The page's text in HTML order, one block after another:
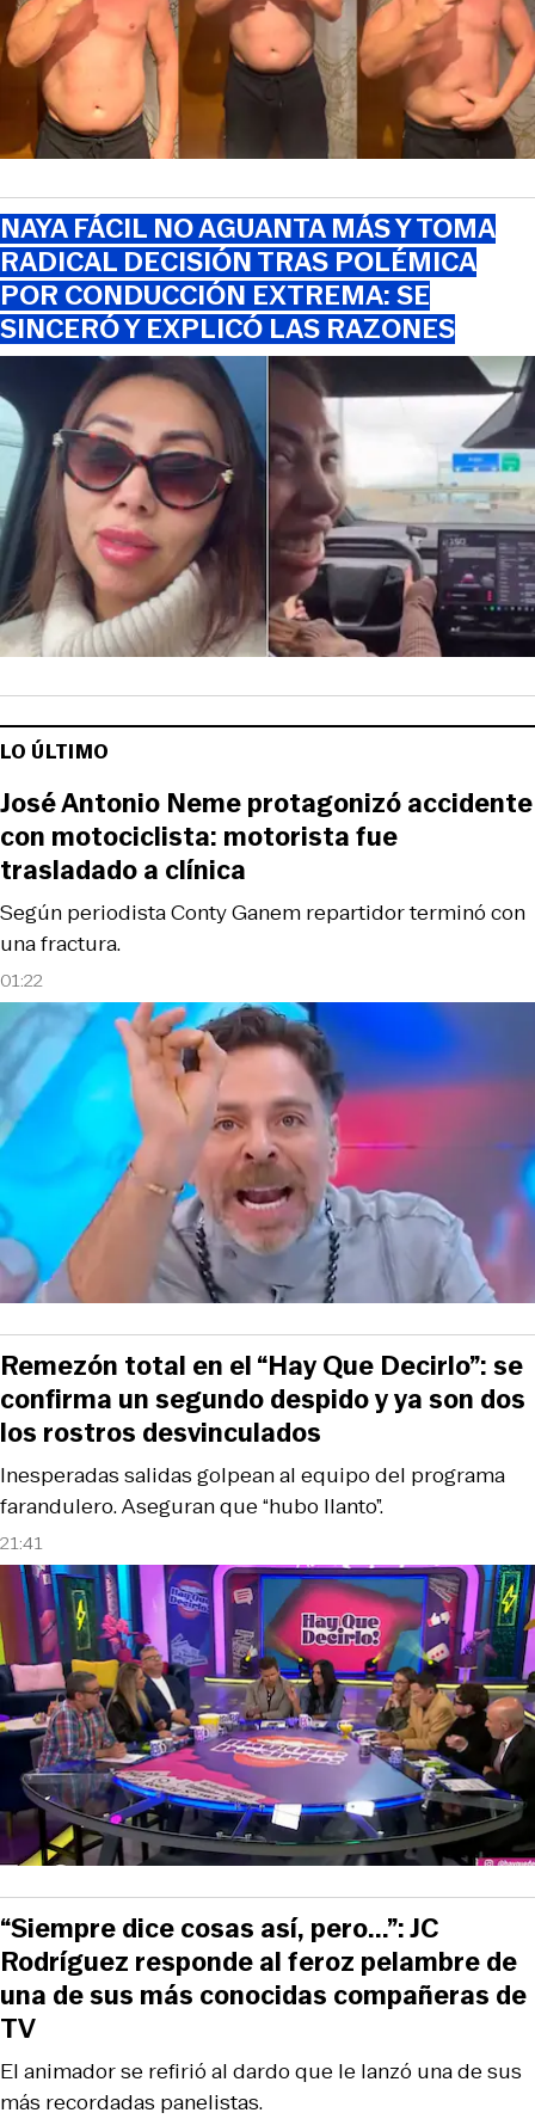
NAYA FÁCIL NO AGUANTA MÁS Y TOMA
RADICAL DECISIÓN TRAS POLÉMICA
POR CONDUCCIÓN EXTREMA: SE
SINCERÓ Y EXPLICÓ LAS RAZONES
LO ÚLTIMO
01:22
Según periodista Conty Ganem repartidor terminó con
una fractura.
José Antonio Neme protagonizó accidente
con motociclista: motorista fue
trasladado a clínica
21:41
Inesperadas salidas golpean al equipo del programa
farandulero. Aseguran que “hubo llanto”.
Remezón total en el “Hay Que Decirlo”: se
confirma un segundo despido y ya son dos
los rostros desvinculados
El animador se refirió al dardo que le lanzó una de sus
más recordadas panelistas.
“Siempre dice cosas así, pero...”: JC
Rodríguez responde al feroz pelambre de
una de sus más conocidas compañeras de
TV